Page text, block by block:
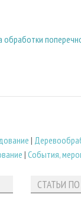
обработки
|
| События,
СТАТЬИ